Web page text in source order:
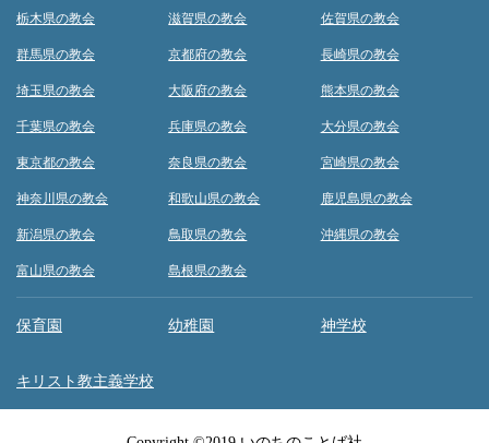
栃木県の教会
群馬県の教会
埼玉県の教会
千葉県の教会
東京都の教会
神奈川県の教会
新潟県の教会
富山県の教会
滋賀県の教会
京都府の教会
大阪府の教会
兵庫県の教会
奈良県の教会
和歌山県の教会
鳥取県の教会
島根県の教会
佐賀県の教会
長崎県の教会
熊本県の教会
大分県の教会
宮崎県の教会
鹿児島県の教会
沖縄県の教会
保育園 幼稚園 神学校
キリスト教主義学校